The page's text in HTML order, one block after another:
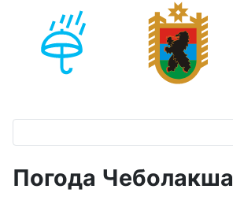
Погода Чеболакша